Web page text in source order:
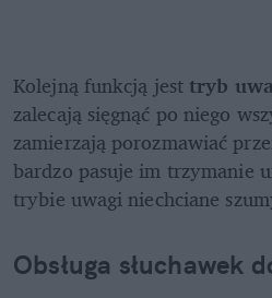
Kolejną funkcją jest tryb
zalecają sięgnąć po niego
zamierzają porozmawiać
bardzo pasuje im trzymanie
trybie uwagi niechciane
Obsługa słuchawek